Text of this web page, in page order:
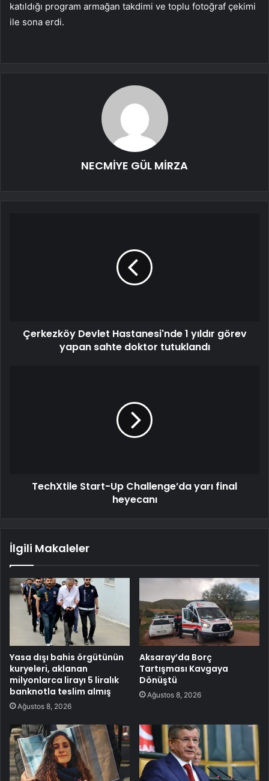
katıldığı program armağan takdimi ve toplu fotoğraf çekimi
ile sona erdi.
NECMİYE GÜL MİRZA
Çerkezköy Devlet Hastanesi'nde 1 yıldır görev
yapan sahte doktor tutuklandı
TechXtile Start-Up Challenge’da yarı final
heyecanı
İlgili Makaleler
Yasa dışı bahis örgütünün
kuryeleri, aklanan
milyonlarca lirayı 5 liralık
banknotla teslim almış
Ağustos 8, 2026
Aksaray’da Borç
Tartışması Kavgaya
Dönüştü
Ağustos 8, 2026